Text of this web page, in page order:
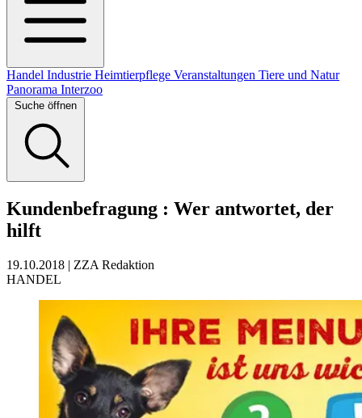
Handel Industrie Heimtierpflege Veranstaltungen Tiere und Natur
Panorama Interzoo
Suche öffnen
Kundenbefragung : Wer antwortet, der
hilft
19.10.2018 | ZZA Redaktion
HANDEL